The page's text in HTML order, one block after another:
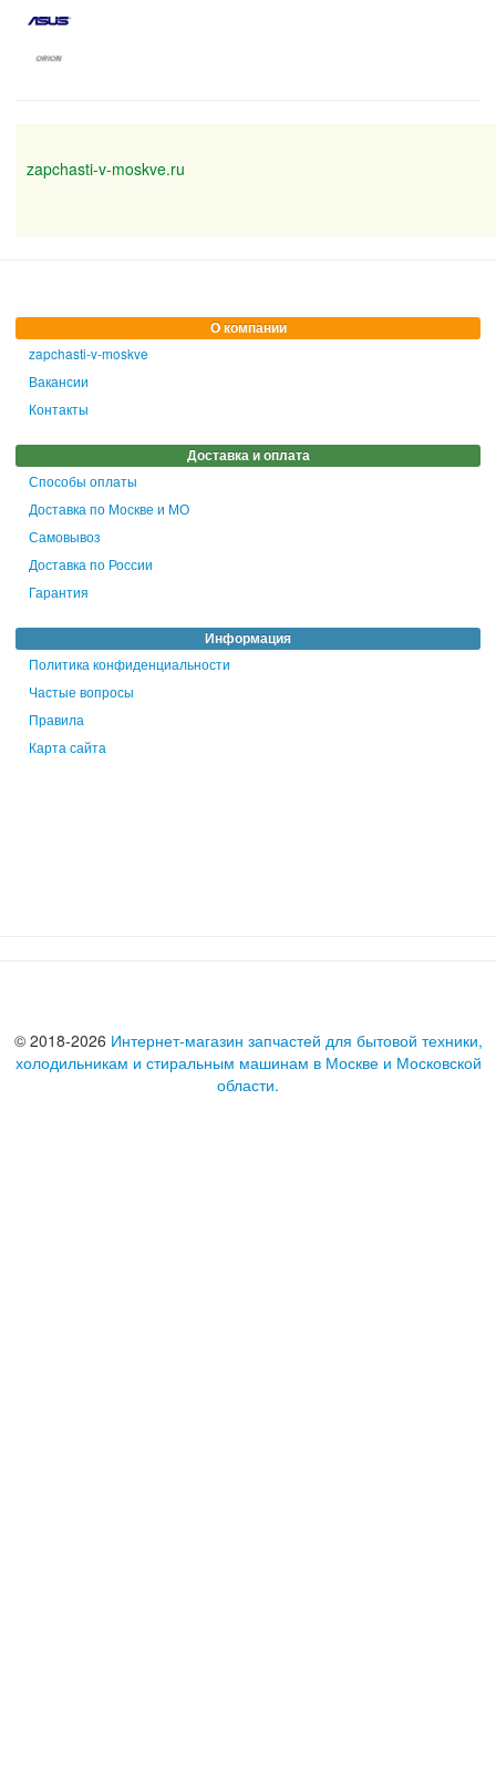
zapchasti-v-moskve.ru
О компании
zapchasti-v-moskve
Вакансии
Контакты
Доставка и оплата
Способы оплаты
Доставка по Москве и МО
Самовывоз
Доставка по России
Гарантия
Информация
Политика конфиденциальности
Частые вопросы
Правила
Карта сайта
© 2018-2026 Интернет-магазин запчастей для бытовой техники,
холодильникам и стиральным машинам в Москве и Московской
области.